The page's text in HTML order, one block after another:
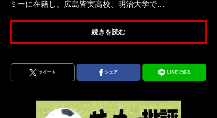
ミーに在籍し、広島皆実高校、明治大学で…
続きを読む
ツイート シェア LINEで送る